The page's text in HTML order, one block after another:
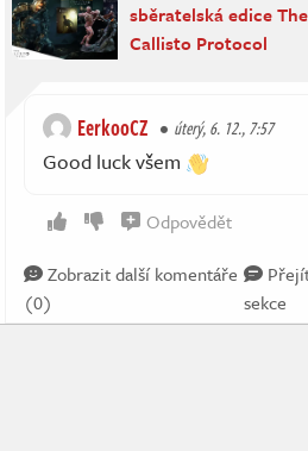
sběratelská edice The
Callisto Protocol
EerkooCZ úterý, 6. 12., 7:57
Good luck všem
Odpovědět
Zobrazit další komentáře
(0)
Přejít
sekce